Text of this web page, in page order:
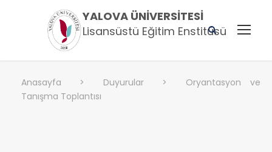
YALOVA ÜNIVERSITESI
Lisansüstü Eğitim Enstitüsü
Anasayfa > Duyurular >
Oryantasyon ve
Tanışma Toplantısı